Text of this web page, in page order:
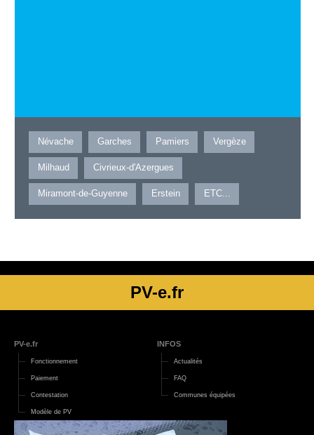
Névache Garches Pamiers Vergèze
Milhaud Civrieux-d'Azergues
Miramont-de-Guyenne Erstein ETC...
PV-e.fr
PV-e.fr
Fonctionnement
Paiement
Contestation
Modèle de PV
INFOS
Actualités
FAQ
Communes équipées